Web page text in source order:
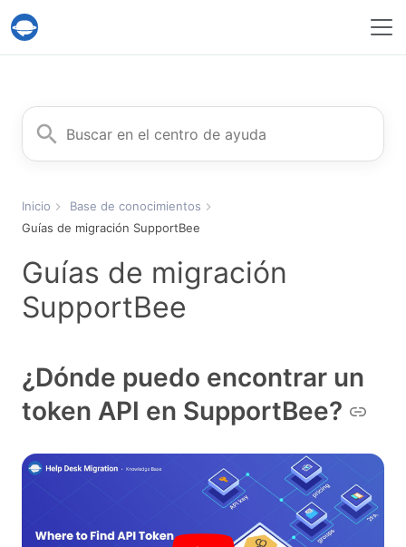
Servicio Help Desk Migration
Buscar
Inicio
Base de conocimientos
Guías de migración SupportBee
Guías de migración
SupportBee
¿Dónde puedo encontrar un
token API en SupportBee?